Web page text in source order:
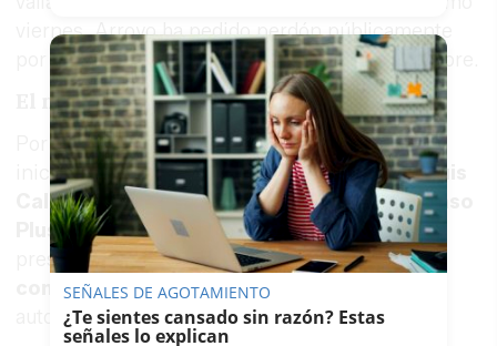
viernes, Arroyo ha pedido perdón públicamente
por haber "inducido al error" en su propio nombre.
El nuevo frente judicial
Por todo este hallazgo y posterior peritación
inicial, el juez de la Audiencia Nacional José Luis
Calamaha abierto una pieza separada del caso
Plus Ultrapara investigar a Zapatero por dos
presuntos delitos: uno
fiscaly otro de
contrabando. El origen de las joyas, según el
auto, "en estos momentos no está justificado".
SEÑALES DE AGOTAMIENTO
¿Te sientes cansado sin razón? Estas
señales lo explican